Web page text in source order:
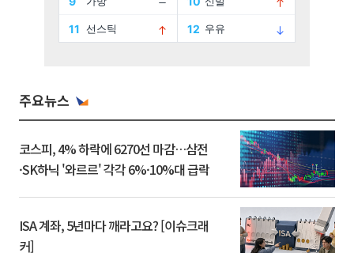
주요뉴스
코스피, 4% 하락에 6270선 마감…삼전
·SK하닉 '와르르' 각각 6%·10%대 급락
ISA 계좌, 5년마다 깨라고요? [이슈크래
커]